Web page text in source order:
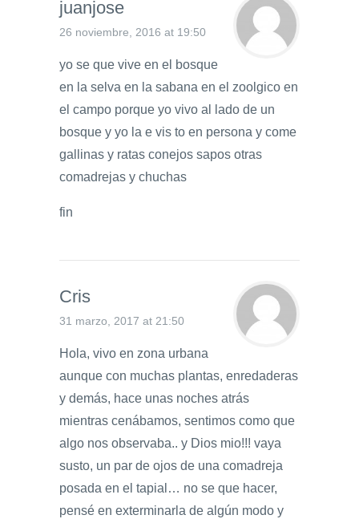
juanjose
26 noviembre, 2016 at 19:50
yo se que vive en el bosque
en la selva en la sabana en el zoolgico en
el campo porque yo vivo al lado de un
bosque y yo la e vis to en persona y come
gallinas y ratas conejos sapos otras
comadrejas y chuchas
fin
Cris
31 marzo, 2017 at 21:50
Hola, vivo en zona urbana
aunque con muchas plantas, enredaderas
y demás, hace unas noches atrás
mientras cenábamos, sentimos como que
algo nos observaba.. y Dios mio!!! vaya
susto, un par de ojos de una comadreja
posada en el tapial… no se que hacer,
pensé en exterminarla de algún modo y